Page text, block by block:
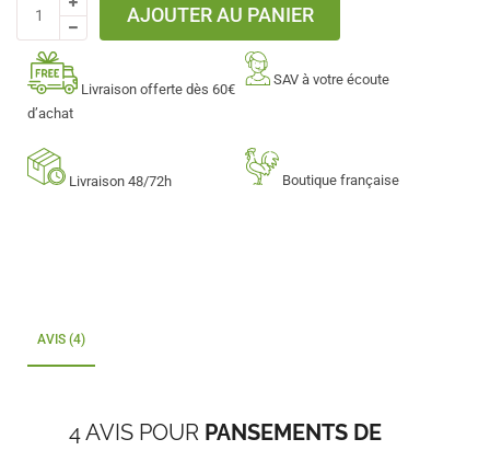
AJOUTER AU PANIER
Livraison offerte dès 60€
d’achat
SAV à votre écoute
Livraison 48/72h Boutique française
AVIS (4)
4 AVIS POUR PANSEMENTS DE